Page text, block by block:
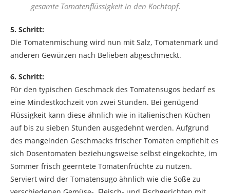
gesamte Tomatenflüssigkeit in den Kochtopf.
5. Schritt:
Die Tomatenmischung wird nun mit Salz, Tomatenmark und
anderen Gewürzen nach Belieben abgeschmeckt.
6. Schritt:
Für den typischen Geschmack des Tomatensugos bedarf es
eine Mindestkochzeit von zwei Stunden. Bei genügend
Flüssigkeit kann diese ähnlich wie in italienischen Küchen
auf bis zu sieben Stunden ausgedehnt werden. Aufgrund
des mangelnden Geschmacks frischer Tomaten empfiehlt es
sich Dosentomaten beziehungsweise selbst eingekochte, im
Sommer frisch geerntete Tomatenfrüchte zu nutzen.
Serviert wird der Tomatensugo ähnlich wie die Soße zu